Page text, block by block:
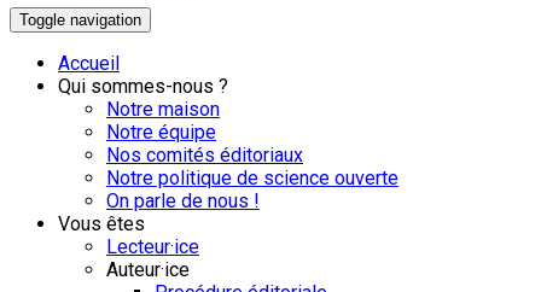
Toggle navigation
Accueil
Qui sommes-nous ?
Notre maison
Notre équipe
Nos comités éditoriaux
Notre politique de science ouverte
On parle de nous !
Vous êtes
Lecteur·ice
Auteur·ice